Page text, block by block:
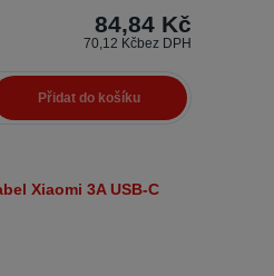
84,84 Kč
70,12 Kčbez DPH
Přidat do košíku